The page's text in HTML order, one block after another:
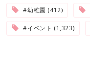
#幼稚園 (412)
#イベント (1,323)